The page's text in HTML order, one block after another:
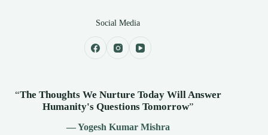
Social Media
“The Thoughts We Nurture Today Will Answer
Humanity's Questions Tomorrow”
— Yogesh Kumar Mishra